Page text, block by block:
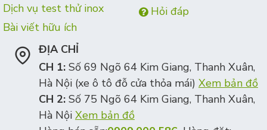
Dịch vụ test thử inox
Bài viết hữu ích
Hỏi đáp
ĐỊA CHỈ
CH 1: Số 69 Ngõ 64 Kim Giang, Thanh Xuân,
Hà Nội (xe ô tô đỗ cửa thỏa mái) Xem bản đồ
CH 2: Số 75 Ngõ 64 Kim Giang, Thanh Xuân,
Hà Nội Xem bản đồ